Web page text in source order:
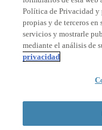
Acreditaciones
© 2026 La Salle
Formulario de
Política de Privacidad
propias y de terceros
servicios y mostrarle
mediante el análisis de
privacidad